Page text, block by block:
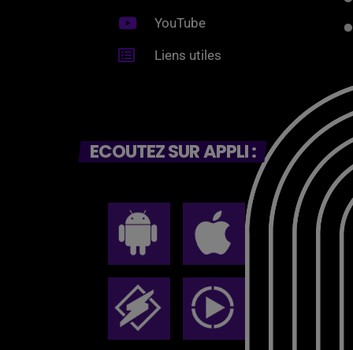
YouTube
Liens utiles
ECOUTEZ SUR APPLI :